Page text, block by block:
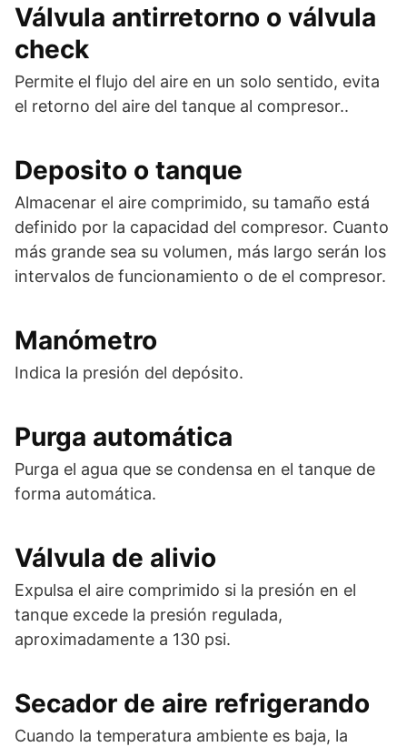
Válvula antirretorno o válvula
check
Permite el flujo del aire en un solo sentido, evita
el retorno del aire del tanque al compresor..
Deposito o tanque
Almacenar el aire comprimido, su tamaño está
definido por la capacidad del compresor. Cuanto
más grande sea su volumen, más largo serán los
intervalos de funcionamiento o de el compresor.
Manómetro
Indica la presión del depósito.
Purga automática
Purga el agua que se condensa en el tanque de
forma automática.
Válvula de alivio
Expulsa el aire comprimido si la presión en el
tanque excede la presión regulada,
aproximadamente a 130 psi.
Secador de aire refrigerando
Cuando la temperatura ambiente es baja, la